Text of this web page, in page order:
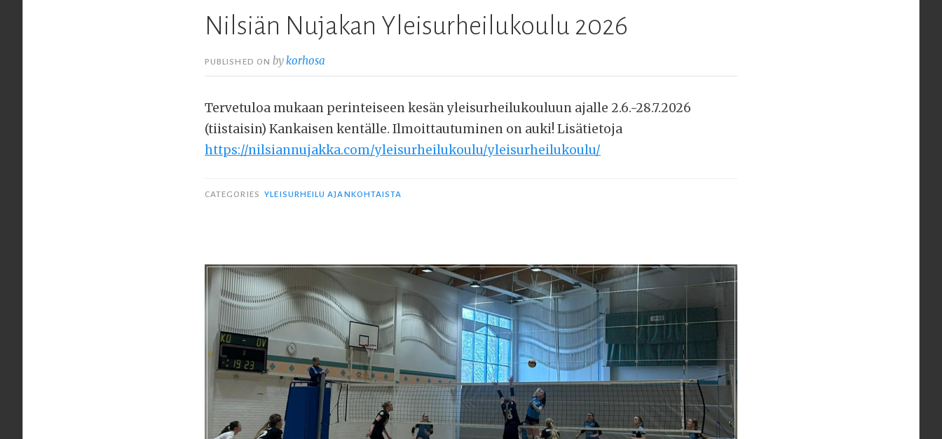
Nilsiän Nujakan Yleisurheilukoulu 2026
PUBLISHED ONbykorhosa
Tervetuloa mukaan perinteiseen kesän yleisurheilukouluun ajalle 2.6.-28.7.2026
(tiistaisin) Kankaisen kentälle. Ilmoittautuminen on auki! Lisätietoja
https://nilsiannujakka.com/yleisurheilukoulu/yleisurheilukoulu/
CATEGORIES YLEISURHEILU AJANKOHTAISTA